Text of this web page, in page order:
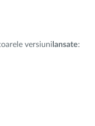
versiuni lansate: